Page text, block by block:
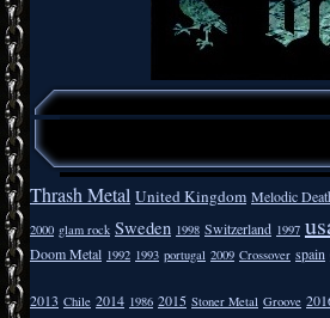
Thrash Metal United Kingdom Melodic
2000 glam rock Sweden 1998 Switzerland 1997
Doom Metal 1992 1993 portugal 2009 Crossover spain
2013 Chile 2014 1986 2015 Stoner Metal Groove